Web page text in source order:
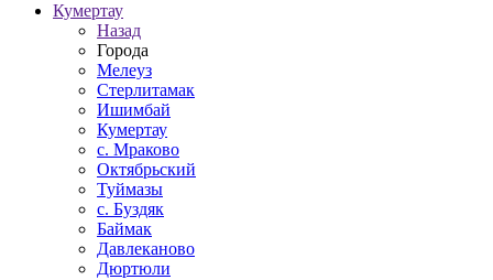
Кумертау
Назад
Города
Мелеуз
Стерлитамак
Ишимбай
Кумертау
c. Мраково
Октябрьский
Туймазы
c. Буздяк
Баймак
Давлеканово
Дюртюли